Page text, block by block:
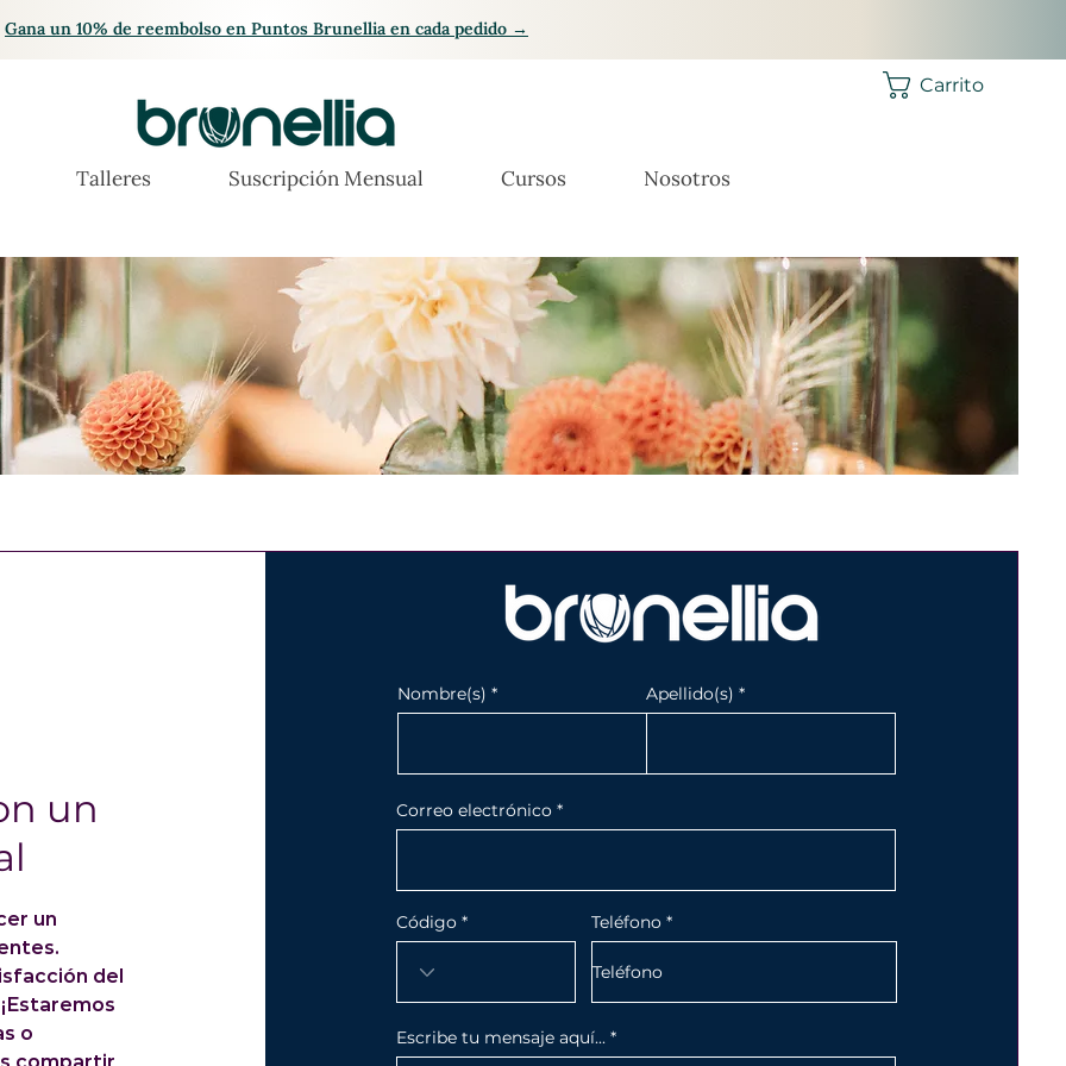
Gana un 10% de reembolso en Puntos Brunellia en cada pedido →
Talleres Suscripción Mensual Cursos Nosotros
Carrito
un
un
del
o
Nombre(s) Apellido(s)
Correo electrónico
Código Teléfono
Escribe tu mensaje aquí...